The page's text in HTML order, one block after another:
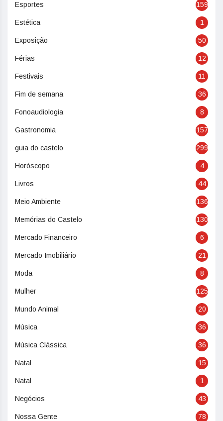
Esportes 159
Estética 1
Exposição 50
Férias 12
Festivais 11
Fim de semana 36
Fonoaudiologia 8
Gastronomia 157
guia do castelo 299
Horóscopo 4
Livros 44
Meio Ambiente 136
Memórias do Castelo 130
Mercado Financeiro 6
Mercado Imobiliário 21
Moda 8
Mulher 125
Mundo Animal 20
Música 36
Música Clássica 36
Natal 15
Natal 1
Negócios 43
Nossa Gente 78